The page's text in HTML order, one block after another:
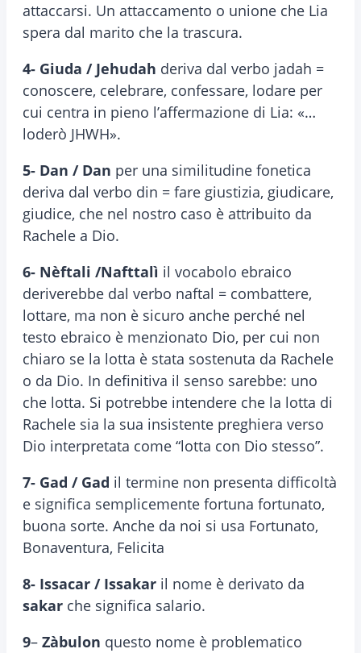
attaccarsi. Un attaccamento o unione che Lia
spera dal marito che la trascura.
4- Giuda / Jehudah deriva dal verbo jadah =
conoscere, celebrare, confessare, lodare per
cui centra in pieno l’affermazione di Lia: «…
loderò JHWH».
5- Dan / Dan per una similitudine fonetica
deriva dal verbo din = fare giustizia, giudicare,
giudice, che nel nostro caso è attribuito da
Rachele a Dio.
6- Nèftali /Nafttalì il vocabolo ebraico
deriverebbe dal verbo naftal = combattere,
lottare, ma non è sicuro anche perché nel
testo ebraico è menzionato Dio, per cui non
chiaro se la lotta è stata sostenuta da Rachele
o da Dio. In definitiva il senso sarebbe: uno
che lotta. Si potrebbe intendere che la lotta di
Rachele sia la sua insistente preghiera verso
Dio interpretata come “lotta con Dio stesso”.
7- Gad / Gad il termine non presenta difficoltà
e significa semplicemente fortuna fortunato,
buona sorte. Anche da noi si usa Fortunato,
Bonaventura, Felicita
8- Issacar / Issakar il nome è derivato da
sakar che significa salario.
9– Zàbulon questo nome è problematico